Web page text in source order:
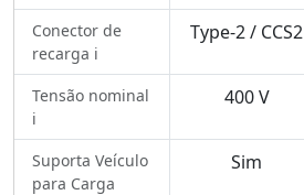
Conector de
recarga ℹ️
Type-2 / CCS2
Tensão nominal
ℹ️
400 V
Suporta Veículo
para Carga
Sim